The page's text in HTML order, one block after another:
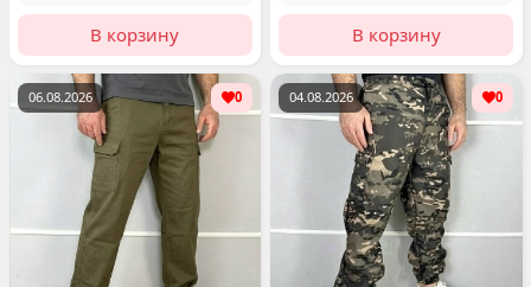
В корзину В корзину
06.08.2026 0 04.08.2026 0